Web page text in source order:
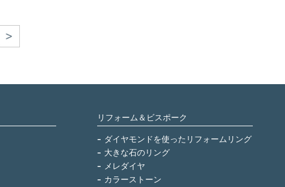
リフォーム＆ビスポーク
ダイヤモンドを使ったリフォームリング
大きな石のリング
メレダイヤ
カラーストーン